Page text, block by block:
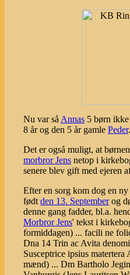
Nu var så Annas 5 børn
8 år og den 5 år gamle Peder
Det er også muligt, at
morbror Jens netop i
senere blev gift med ejeren
Efter en sorg kom dog en
født den 13. Septemberog
denne gang fadder, bl.a.
Morbror Jens' tekst i
formiddagen) ... facili ne
Dna 14 Trin ac Avita
Susceptrice ipsius
mænd) ... Dm Bartholo